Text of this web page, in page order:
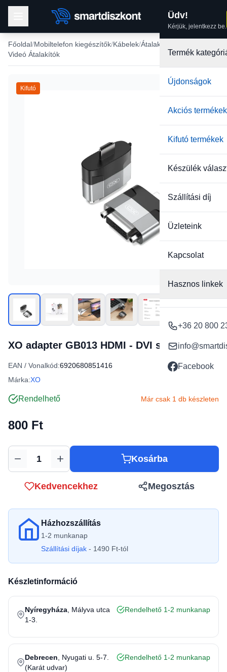
Üdv!
Kérjük, jelentkezz be.
Termék
Újdonságok
Akciós termékek
Kifutó termékek
Készülék
Szállítási díj
Üzleteink
Kapcsolat
Hasznos linkek
+36 20 800
Facebook
Főoldal Mobiltelefon kiegészítők Kábelek Átalakító kábel, adapter
Videó Átalakítók
Kifutó
XO adapter GB013 HDMI - DVI szürke
EAN / Vonalkód:6920680851416
Márka:XO
Rendelhető Már csak 1 db készleten
800 Ft
Mennyiség Kosárba
Kedvencekhez Megosztás
Házhozszállítás
1-2 munkanap
Szállítási díjak - 1490 Ft-tól
Készletinformáció
Nyíregyháza , Mályva utca
1-3.
Rendelhető 1-2 munkanap
Debrecen , Nyugati u. 5-7.
(Karát udvar)
Rendelhető 1-2 munkanap